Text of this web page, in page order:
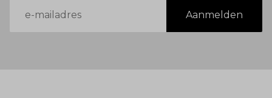
mailadres
Aanmelden